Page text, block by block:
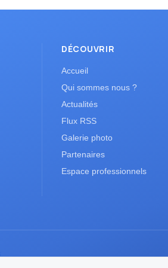
DÉCOUVRIR
Accueil
Qui sommes nous ?
Actualités
Flux RSS
Galerie photo
Partenaires
Espace professionnels